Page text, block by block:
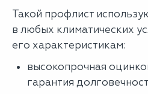
Такой профлист
в любых климатических
его характеристикам:
высокопрочная
гарантия